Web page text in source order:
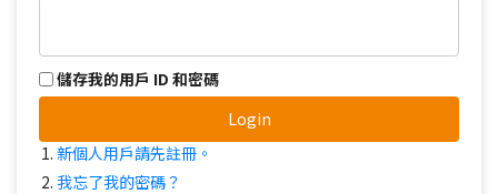
儲存我的用戶 ID 和密碼
Login
新個人用戶請先註冊。
我忘了我的密碼？